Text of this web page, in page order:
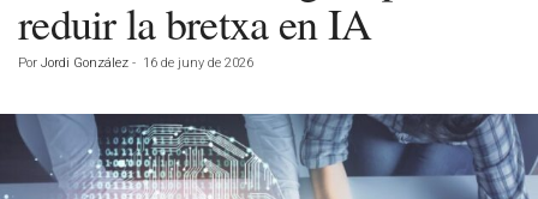
reduir la bretxa en IA
Por Jordi González - 16 de juny de 2026